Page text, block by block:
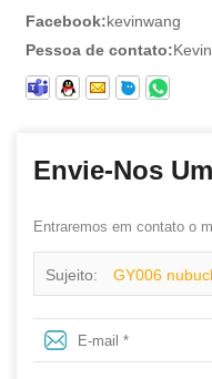
Facebook:kevinwang
Pessoa de contato:Kevin
Envie-Nos
Entraremos em contato o
Sujeito: GY006
rendas elástica